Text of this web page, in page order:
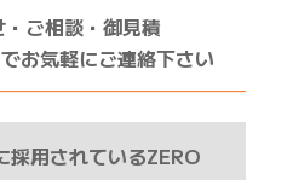
ご相談・御見積
お気軽にご連絡下さい
採用されているZERO